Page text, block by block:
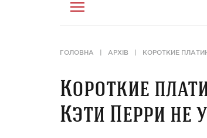
ГОЛОВНА АРХІВ КОРОТКИЕ
Короткие
Кэти Перри не